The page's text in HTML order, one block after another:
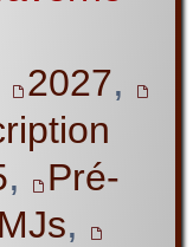
2027,
,
Pré-
,